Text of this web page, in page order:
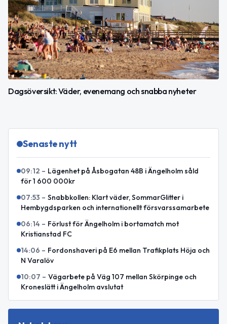
Dagsöversikt: Väder, evenemang och snabba nyheter
Senaste nytt
09:12 – Lägenhet på Åsbogatan 48B i Ängelholm såld
för 1 600 000kr
07:53 – Snabbkollen: Klart väder, SommarGlitter i
Hembygdsparken och internationellt försvarssamarbete
06:14 – Förlust för Ängelholm i bortamatch mot
Kristianstad FC
14:06 – Fordonshaveri på E6 mellan Trafikplats Höja och
N Varalöv
10:07 – Vägarbete på Väg 107 mellan Skörpinge och
Kroneslätt i Ängelholm avslutat